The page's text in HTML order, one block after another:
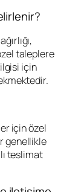
taleplere
için
için özel
genellikle
teslimat